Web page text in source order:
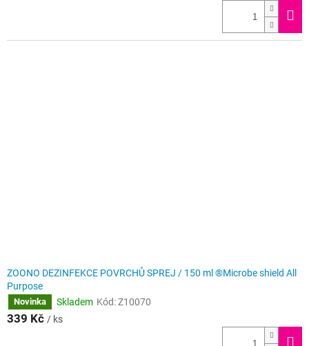
ZOONO DEZINFEKCE POVRCHŮ SPREJ / 150 ml ®Microbe shield All
Purpose
Novinka Skladem Kód:Z10070
339 Kč / ks